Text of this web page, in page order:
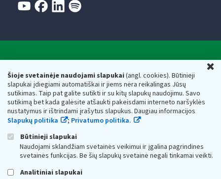
Šioje svetainėje naudojami slapukai(angl. cookies). Būtinieji
slapukai įdiegiami automatiškai ir jiems nėra reikalingas Jūsų
sutikimas. Taip pat galite sutikti ir su kitų slapukų naudojimu. Savo
sutikimą bet kada galėsite atšaukti pakeisdami interneto naršyklės
nustatymus ir ištrindami įrašytus slapukus. Daugiau informacijos
Slapukų politika
; Privatumo politika.
Būtinieji slapukai
Naudojami sklandžiam svetainės veikimui ir įgalina pagrindines
svetainės funkcijas. Be šių slapukų svetainė negali tinkamai veikti.
Analitiniai slapukai
Respublikos finansų ministerijos
Biudžetinė įstaiga. Juridinio asmens kodas — 188659752,
adresas: Vasario 16-osios g. 14, 01107 Vilnius, Lietuva, el.paštas:
vmi@vmi.lt, E. pristatymo dėžutės adresas 188659752
Duomenys apie Valstybinę mokesčių inspekciją prie Lietuvos
Respublikos finansų ministerijos kaupiami ir saugomi Juridinių